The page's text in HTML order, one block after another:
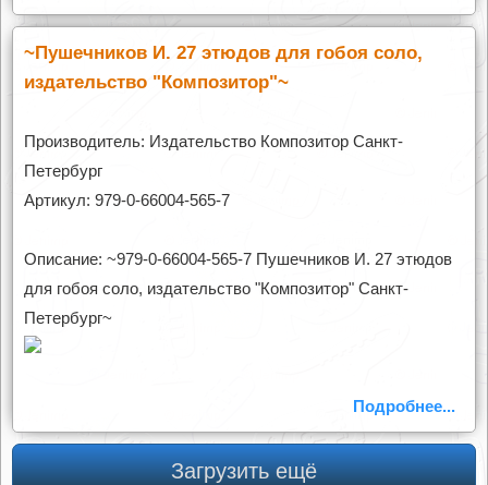
~Пушечников И. 27 этюдов для гобоя соло,
издательство "Композитор"~
Производитель: Издательство Композитор Санкт-
Петербург
Артикул: 979-0-66004-565-7
Описание: ~979-0-66004-565-7 Пушечников И. 27 этюдов
для гобоя соло, издательство "Композитор" Санкт-
Петербург~
Подробнее...
Загрузить ещё